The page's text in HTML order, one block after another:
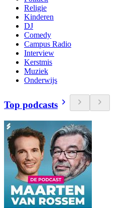
Religie
Kinderen
DJ
Comedy
Campus Radio
Interview
Kerstmis
Muziek
Onderwijs
Top podcasts